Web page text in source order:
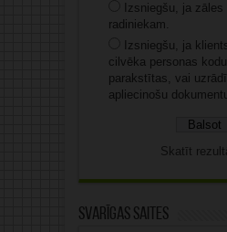
Izsniegšu, ja zāles
radiniekam.
Izsniegšu, ja
cilvēka personas
parakstītas, vai
apliecinošu
Skatīt
Svarīgas saites